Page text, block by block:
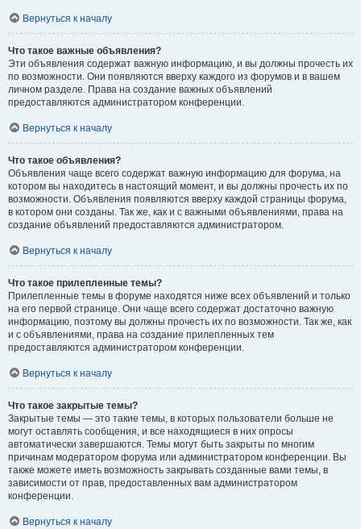
Вернуться к началу
Что такое важные объявления?
Эти объявления содержат важную информацию, и вы должны прочесть их
по возможности. Они появляются вверху каждого из форумов и в вашем
личном разделе. Права на создание важных объявлений
предоставляются администратором конференции.
Вернуться к началу
Что такое объявления?
Объявления чаще всего содержат важную информацию для форума, на
котором вы находитесь в настоящий момент, и вы должны прочесть их по
возможности. Объявления появляются вверху каждой страницы форума,
в котором они созданы. Так же, как и с важными объявлениями, права на
создание объявлений предоставляются администратором.
Вернуться к началу
Что такое прилепленные темы?
Прилепленные темы в форуме находятся ниже всех объявлений и только
на его первой странице. Они чаще всего содержат достаточно важную
информацию, поэтому вы должны прочесть их по возможности. Так же, как
и с объявлениями, права на создание прилепленных тем
предоставляются администратором конференции.
Вернуться к началу
Что такое закрытые темы?
Закрытые темы — это такие темы, в которых пользователи больше не
могут оставлять сообщения, и все находящиеся в них опросы
автоматически завершаются. Темы могут быть закрыты по многим
причинам модератором форума или администратором конференции. Вы
также можете иметь возможность закрывать созданные вами темы, в
зависимости от прав, предоставленных вам администратором
конференции.
Вернуться к началу